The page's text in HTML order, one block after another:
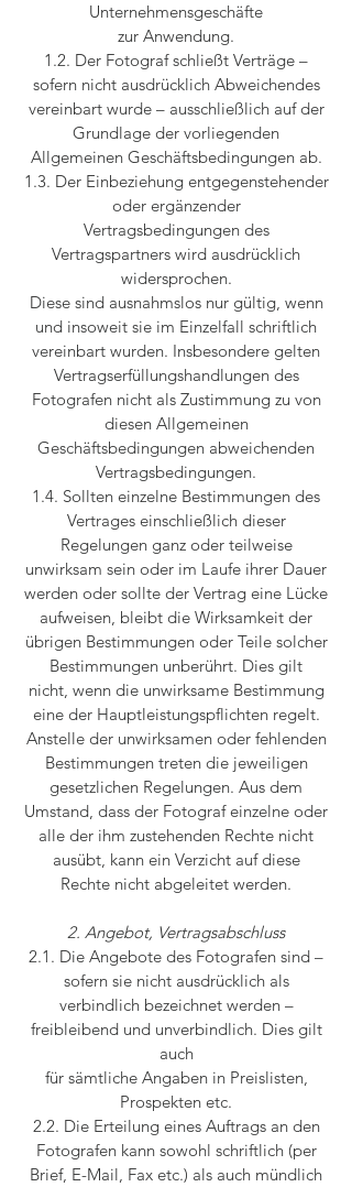
Unternehmensgeschäfte
zur Anwendung.
1.2. Der Fotograf schließt Verträge –
sofern nicht ausdrücklich Abweichendes
vereinbart wurde – ausschließlich auf der
Grundlage der vorliegenden
Allgemeinen Geschäftsbedingungen ab.
1.3. Der Einbeziehung entgegenstehender
oder ergänzender
Vertragsbedingungen des
Vertragspartners wird ausdrücklich
widersprochen.
Diese sind ausnahmslos nur gültig, wenn
und insoweit sie im Einzelfall schriftlich
vereinbart wurden. Insbesondere gelten
Vertragserfüllungshandlungen des
Fotografen nicht als Zustimmung zu von
diesen Allgemeinen
Geschäftsbedingungen abweichenden
Vertragsbedingungen.
1.4. Sollten einzelne Bestimmungen des
Vertrages einschließlich dieser
Regelungen ganz oder teilweise
unwirksam sein oder im Laufe ihrer Dauer
werden oder sollte der Vertrag eine Lücke
aufweisen, bleibt die Wirksamkeit der
übrigen Bestimmungen oder Teile solcher
Bestimmungen unberührt. Dies gilt
nicht, wenn die unwirksame Bestimmung
eine der Hauptleistungspflichten regelt.
Anstelle der unwirksamen oder fehlenden
Bestimmungen treten die jeweiligen
gesetzlichen Regelungen. Aus dem
Umstand, dass der Fotograf einzelne oder
alle der ihm zustehenden Rechte nicht
ausübt, kann ein Verzicht auf diese
Rechte nicht abgeleitet werden.
2. Angebot, Vertragsabschluss
2.1. Die Angebote des Fotografen sind –
sofern sie nicht ausdrücklich als
verbindlich bezeichnet werden –
freibleibend und unverbindlich. Dies gilt
auch
für sämtliche Angaben in Preislisten,
Prospekten etc.
2.2. Die Erteilung eines Auftrags an den
Fotografen kann sowohl schriftlich (per
Brief, E-Mail, Fax etc.) als auch mündlich